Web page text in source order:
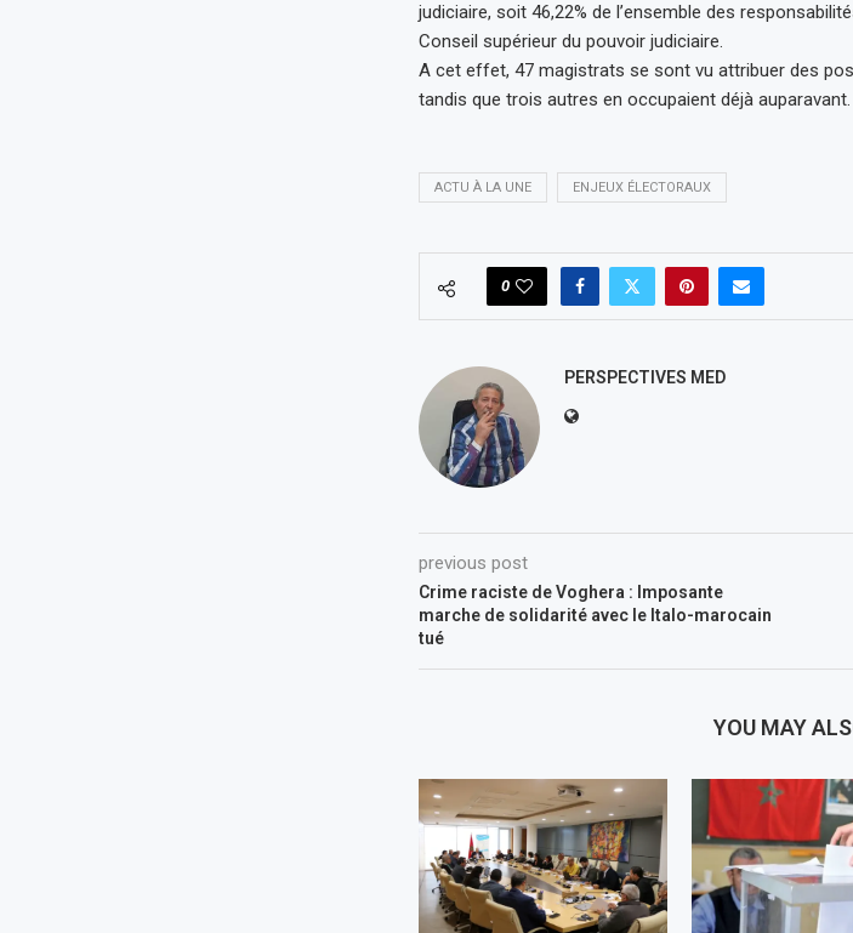
judiciaire, soit 46,22% de l’ensemble des
Conseil supérieur du pouvoir judiciaire.
A cet effet, 47 magistrats se sont vu attribuer des
tandis que trois autres en occupaient déjà auparavant.
ACTU À LA UNE ENJEUX ÉLECTORAUX
0
PERSPECTIVES MED
previous post
Crime raciste de Voghera : Imposante
marche de solidarité avec le Italo-marocain
tué
YOU MAY